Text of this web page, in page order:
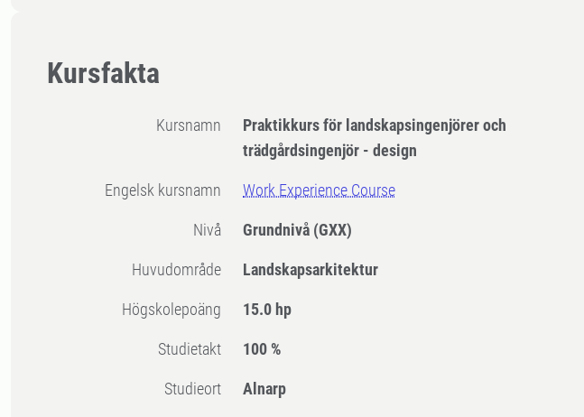
Kursfakta
Kursnamn
Praktikkurs för landskapsingenjörer och
trädgårdsingenjör - design
Engelsk kursnamn Work Experience Course
Nivå Grundnivå (GXX)
Huvudområde Landskapsarkitektur
högskolepoäng 15.0 hp
Studietakt 100 %
Studieort Alnarp